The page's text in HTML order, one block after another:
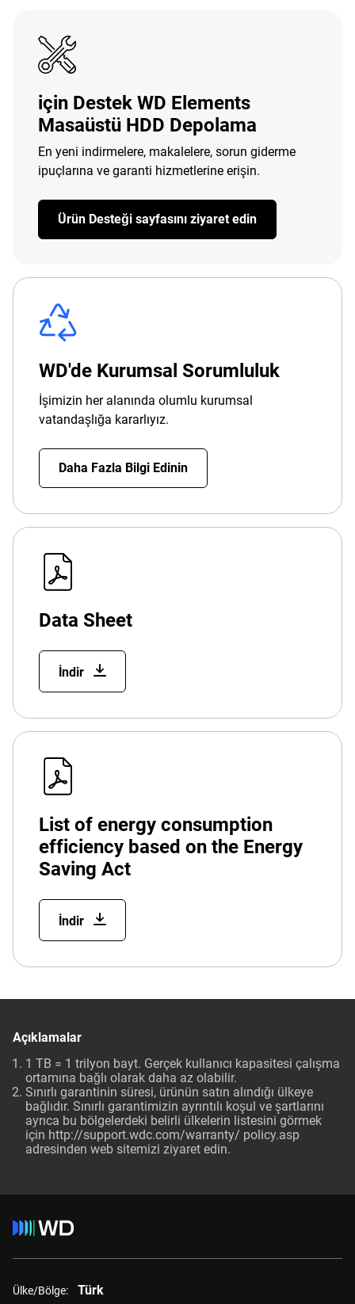
için Destek WD Elements
Masaüstü HDD Depolama
En yeni indirmelere, makalelere, sorun giderme
ipuçlarına ve garanti hizmetlerine erişin.
Ürün Desteği sayfasını ziyaret edin
WD'de Kurumsal Sorumluluk
İşimizin her alanında olumlu kurumsal
vatandaşlığa kararlıyız.
Daha Fazla Bilgi Edinin
Data Sheet
İndir
List of energy consumption
efficiency based on the Energy
Saving Act
İndir
Açıklamalar
1 TB = 1 trilyon bayt. Gerçek kullanıcı kapasitesi çalışma
ortamına bağlı olarak daha az olabilir.
Sınırlı garantinin süresi, ürünün satın alındığı ülkeye
bağlıdır. Sınırlı garantimizin ayrıntılı koşul ve şartlarını
ayrıca bu bölgelerdeki belirli ülkelerin listesini görmek
için http://support.wdc.com/warranty/ policy.asp
adresinden web sitemizi ziyaret edin.
Ülke/Bölge: Türk